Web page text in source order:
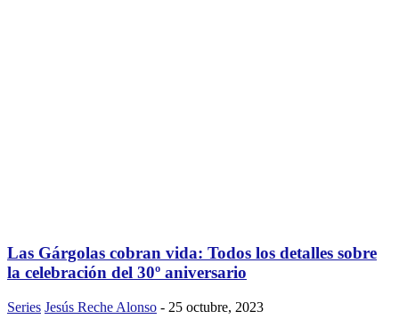
Las Gárgolas cobran vida: Todos los detalles sobre
la celebración del 30º aniversario
Series Jesús Reche Alonso - 25 octubre, 2023